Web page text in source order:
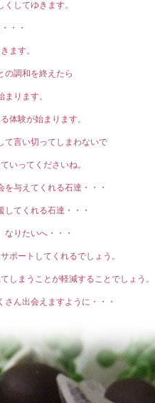
してゆきます。
・・
ます。
調和を終えたら
まります。
験が始まります。
て言い切ってしまわないで
いってくださいね。
与えてくれる石達・・・
てくれる石達・・・
りたいへ・・・
ポートしてくれるでしょう。
まうことが軽減することでしょう。
ん出会えますように・・・